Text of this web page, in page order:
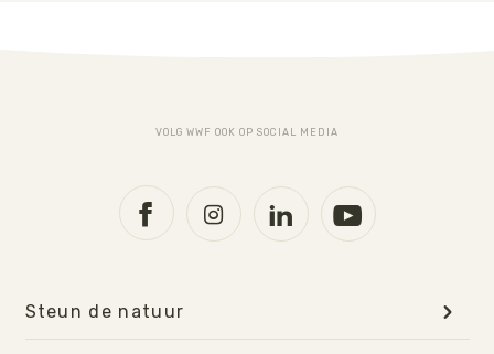
VOLG WWF OOK OP SOCIAL MEDIA
Steun de natuur